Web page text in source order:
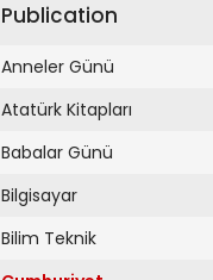
Publication
Anneler Günü
Atatürk Kitapları
Babalar Günü
Bilgisayar
Bilim Teknik